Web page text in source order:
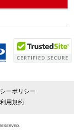
ーポリシー
用規約